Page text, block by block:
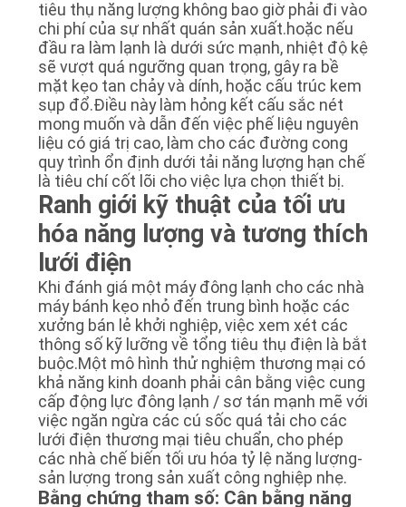
BÁO
GIÁ
TRANG
WEB
CHÍNH
SÁCH
BẢO
MẬT
tiêu thụ năng lượng không bao giờ phải đi vào
chi phí của sự nhất quán sản xuất.hoặc nếu
đầu ra làm lạnh là dưới sức mạnh, nhiệt độ kệ
sẽ vượt quá ngưỡng quan trọng, gây ra bề
mặt kẹo tan chảy và dính, hoặc cấu trúc kem
sụp đổ.Điều này làm hỏng kết cấu sắc nét
mong muốn và dẫn đến việc phế liệu nguyên
liệu có giá trị cao, làm cho các đường cong
quy trình ổn định dưới tải năng lượng hạn chế
là tiêu chí cốt lõi cho việc lựa chọn thiết bị.
Ranh giới kỹ thuật của tối ưu
hóa năng lượng và tương thích
lưới điện
Khi đánh giá một máy đông lạnh cho các nhà
máy bánh kẹo nhỏ đến trung bình hoặc các
xưởng bán lẻ khởi nghiệp, việc xem xét các
thông số kỹ lưỡng về tổng tiêu thụ điện là bắt
buộc.Một mô hình thử nghiệm thương mại có
khả năng kinh doanh phải cân bằng việc cung
cấp động lực đông lạnh / sơ tán mạnh mẽ với
việc ngăn ngừa các cú sốc quá tải cho các
lưới điện thương mại tiêu chuẩn, cho phép
các nhà chế biến tối ưu hóa tỷ lệ năng lượng-
sản lượng trong sản xuất công nghiệp nhẹ.
Bằng chứng tham số: Cân bằng năng